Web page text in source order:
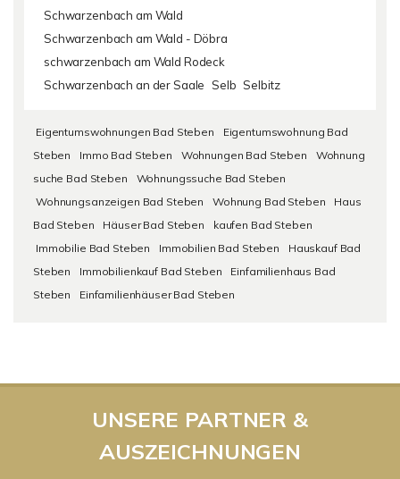
Schwarzenbach am Wald
Schwarzenbach am Wald - Döbra
schwarzenbach am Wald Rodeck
Schwarzenbach an der Saale Selb Selbitz
Eigentumswohnungen Bad Steben
Eigentumswohnung Bad
Steben
Immo Bad Steben Wohnungen Bad Steben
Wohnung
suche Bad Steben
Wohnungssuche Bad Steben
Wohnungsanzeigen Bad Steben
Wohnung Bad Steben
Haus
Bad Steben
Häuser Bad Steben
kaufen Bad Steben
Immobilie Bad Steben
Immobilien Bad Steben
Hauskauf Bad
Steben
Immobilienkauf Bad Steben
Einfamilienhaus Bad
Steben
Einfamilienhäuser Bad Steben
UNSERE PARTNER &
AUSZEICHNUNGEN